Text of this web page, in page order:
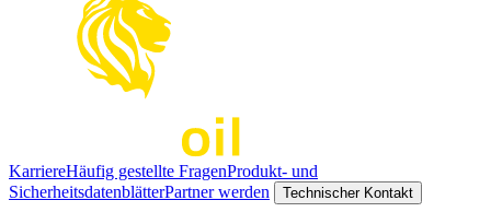
KarriereHäufig gestellte FragenProdukt- und
SicherheitsdatenblätterPartner werden Technischer Kontakt